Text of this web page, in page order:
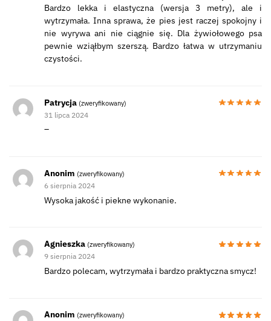
Bardzo lekka i elastyczna (wersja 3 metry), ale i
wytrzymała. Inna sprawa, że pies jest raczej spokojny i
nie wyrywa ani nie ciągnie się. Dla żywiołowego psa
pewnie wziąłbym szerszą. Bardzo łatwa w utrzymaniu
czystości.
Patrycja (zweryfikowany)
31 lipca 2024
–
Anonim (zweryfikowany)
6 sierpnia 2024
Wysoka jakość i piekne wykonanie.
Agnieszka (zweryfikowany)
9 sierpnia 2024
Bardzo polecam, wytrzymała i bardzo praktyczna smycz!
Anonim (zweryfikowany)